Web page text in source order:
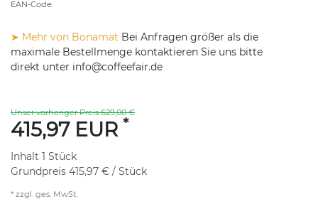
EAN-Code:
➤ Mehr von Bonamat Bei Anfragen größer als die
maximale Bestellmenge kontaktieren Sie uns bitte
direkt unter info@coffeefair.de
Unser vorheriger Preis 629,00 €
415,97 EUR *
Inhalt 1 Stück
Grundpreis 415,97 € / Stück
* zzgl. ges. MwSt.